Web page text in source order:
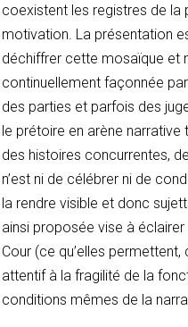
coexistent les registres de la
motivation. La présentation
déchiffrer cette mosaïque et
continuellement façonnée
des parties et parfois des
le prétoire en arène
des histoires concurrentes,
n’est ni de célébrer ni de
la rendre visible et donc
ainsi proposée vise à
Cour (ce qu’elles
attentif à la fragilité de la
conditions mêmes de la